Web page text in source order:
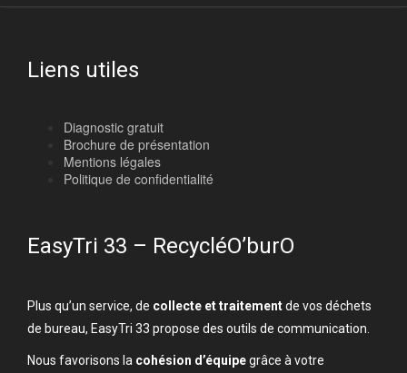
Liens utiles
Diagnostic gratuit
Brochure de présentation
Mentions légales
Politique de confidentialité
EasyTri 33 – RecycléO’burO
Plus qu’un service, de collecte et traitementde vos déchets
de bureau, EasyTri 33 propose des outils de communication.
Nous favorisons la cohésion d’équipegrâce à votre